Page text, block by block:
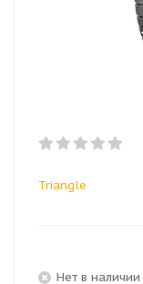
Triangle
Нет в наличии